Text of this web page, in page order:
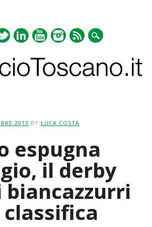
2013 BY LUCA COSTA
espugna
il derby
biancazzurri